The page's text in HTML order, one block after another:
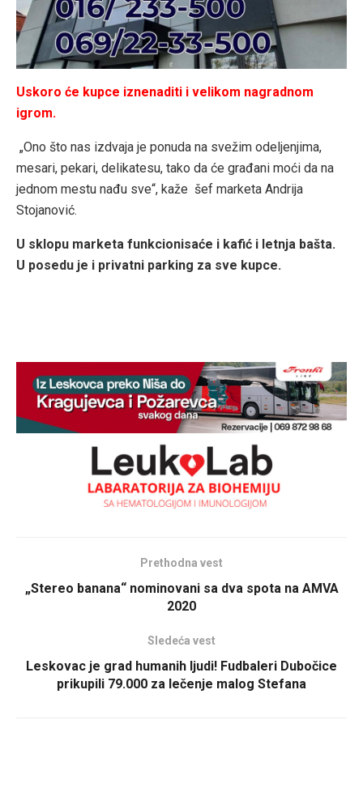
Uskoro će kupce iznenaditi i velikom nagradnom
igrom.
„Ono što nas izdvaja je ponuda na svežim odeljenjima,
mesari, pekari, delikatesu, tako da će građani moći da na
jednom mestu nađu sve“, kaže šef marketa Andrija
Stojanović.
U sklopu marketa funkcionisaće i kafić i letnja bašta.
U posedu je i privatni parking za sve kupce.
Prethodna vest
„Stereo banana“ nominovani sa dva spota na AMVA
2020
Sledeća vest
Leskovac je grad humanih ljudi! Fudbaleri Dubočice
prikupili 79.000 za lečenje malog Stefana